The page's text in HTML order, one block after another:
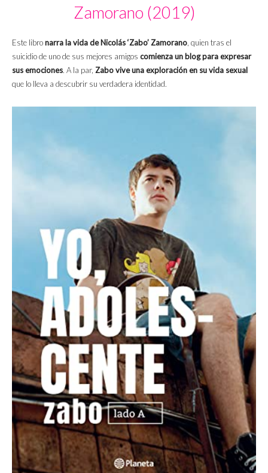
Zamorano (2019)
Este libronarra la vida de Nicolás ‘Zabo’ Zamorano , quien tras el
suicidio de uno de sus mejores amigos comienza un blog para expresar
sus emociones. A la par, Zabo vive una exploración en su vida sexual
que lo lleva a descubrir su verdadera identidad.